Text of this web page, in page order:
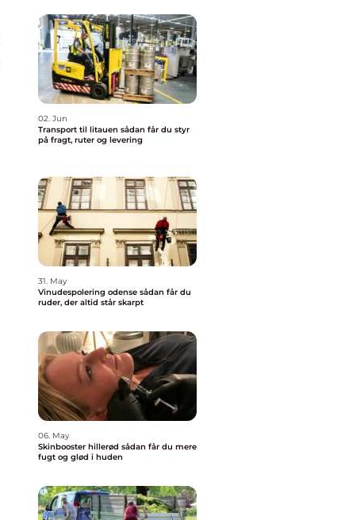
02. Jun
Transport til litauen sådan får du styr
på fragt, ruter og levering
31. May
Vinudespolering odense sådan får du
ruder, der altid står skarpt
06. May
Skinbooster hillerød sådan får du mere
fugt og glød i huden